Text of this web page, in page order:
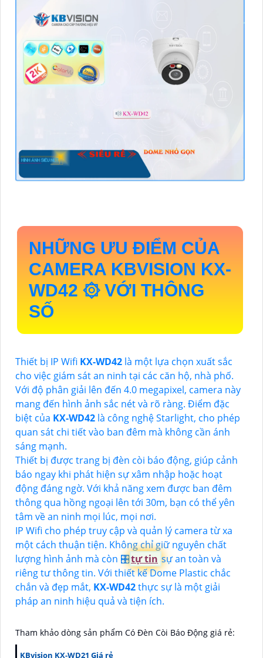
NHỮNG ƯU ĐIỂM CỦA
CAMERA KBVISION KX-
WD42 ۞ VỚI THÔNG
SỐ
Thiết bị IP Wifi KX-WD42 là một lựa chọn xuất sắc
cho việc giám sát an ninh tại các căn hộ, nhà phố.
Với độ phân giải lên đến 4.0 megapixel, camera này
mang đến hình ảnh sắc nét và rõ ràng. Điểm đặc
biệt của KX-WD42 là công nghệ Starlight, cho phép
quan sát chi tiết vào ban đêm mà không cần ánh
sáng mạnh.
Thiết bị được trang bị đèn còi báo động, giúp cảnh
báo ngay khi phát hiện sự xâm nhập hoặc hoạt
động đáng ngờ. Với khả năng xem được ban đêm
thông qua hồng ngoại lên tới 30m, bạn có thể yên
tâm về an ninh mọi lúc, mọi nơi.
IP Wifi cho phép truy cập và quản lý camera từ xa
một cách thuận tiện. Không chỉ giữ nguyên chất
lượng hình ảnh mà còn 🎛tự tin sự an toàn và
riêng tư thông tin. Với thiết kế Dome Plastic chắc
chắn và đẹp mắt, KX-WD42thực sự là một giải
pháp an ninh hiệu quả và tiện ích.
Tham khảo dòng sản phẩm Có Ðèn Còi Báo Động giá rẻ:
KBvision KX-WD21 Giá rẻ